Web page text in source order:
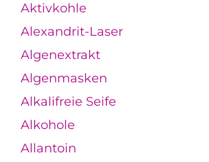
Aktivkohle
Alexandrit-Laser
Algenextrakt
Algenmasken
Alkalifreie Seife
Alkohole
Allantoin